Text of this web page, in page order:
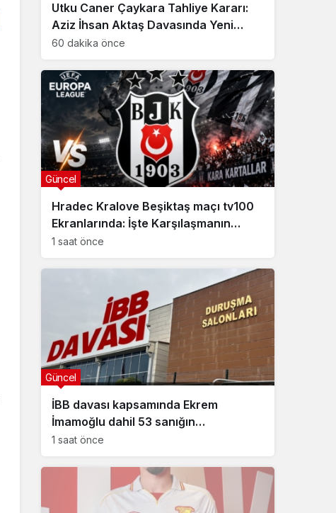
Utku Caner Çaykara Tahliye Kararı:
Aziz İhsan Aktaş Davasında Yeni
Gelişme
60 dakika önce
Hradec Kralove Beşiktaş maçı tv100
Ekranlarında: İşte Karşılaşmanın
Detayları
1 saat önce
Güncel
İBB davası kapsamında Ekrem
İmamoğlu dahil 53 sanığın
tutukluluğuna devam kararı
1 saat önce
Güncel